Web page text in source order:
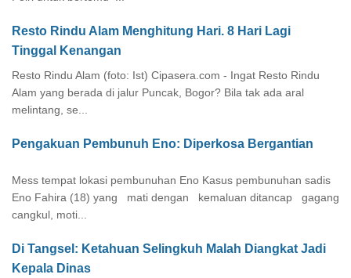
Resto Rindu Alam Menghitung Hari. 8 Hari Lagi
Tinggal Kenangan
Resto Rindu Alam (foto: Ist) Cipasera.com - Ingat Resto Rindu
Alam yang berada di jalur Puncak, Bogor? Bila tak ada aral
melintang, se...
Pengakuan Pembunuh Eno: Diperkosa Bergantian
Mess tempat lokasi pembunuhan Eno Kasus pembunuhan sadis
Eno Fahira (18) yang mati dengan kemaluan ditancap gagang
cangkul, moti...
Di Tangsel: Ketahuan Selingkuh Malah Diangkat Jadi
Kepala Dinas